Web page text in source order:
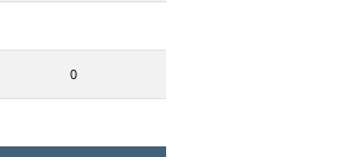
0